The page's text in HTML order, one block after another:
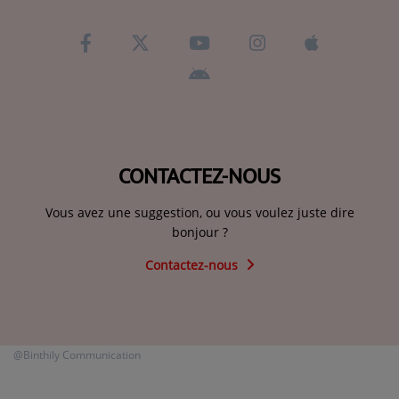
CONTACTEZ-NOUS
Vous avez une suggestion, ou vous voulez juste dire
bonjour ?
Contactez-nous
@Binthily Communication